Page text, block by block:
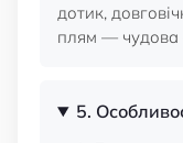
дотик,
плям — чудова
5.